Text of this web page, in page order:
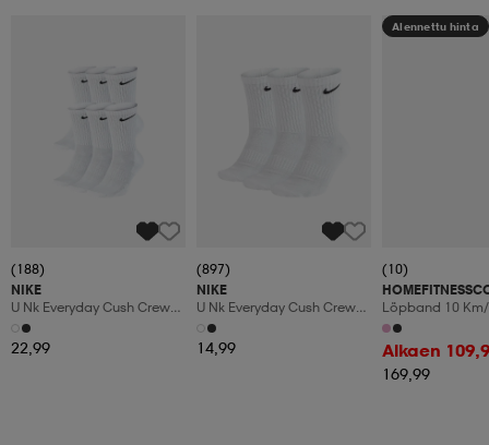
(188)
NIKE
U Nk Everyday Cush Crew
6pr-Bd
22,99
(897)
NIKE
U Nk Everyday Cush Crew
3pr
14,99
Alennettu hinta
(10)
Löpband 10
Manuaalinen
Led-Display
Alkaen
169,99